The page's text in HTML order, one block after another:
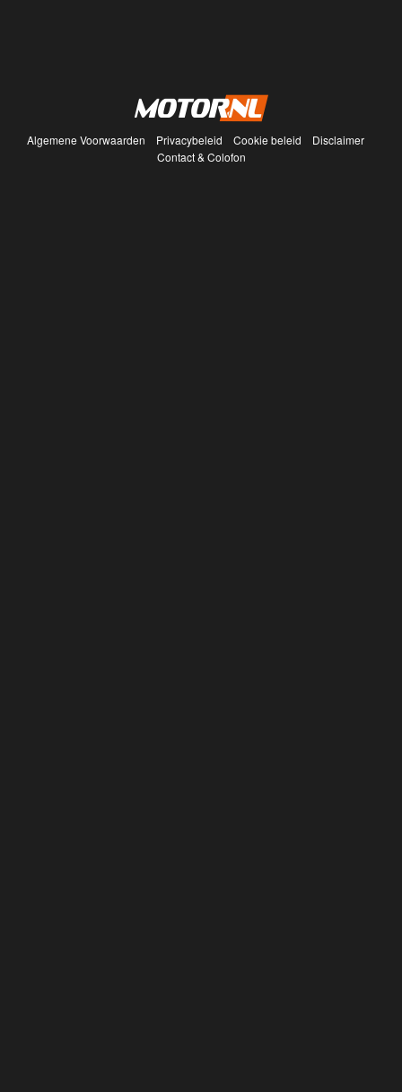
Algemene Voorwaarden Privacybeleid Cookie beleid
Disclaimer
Contact & Colofon